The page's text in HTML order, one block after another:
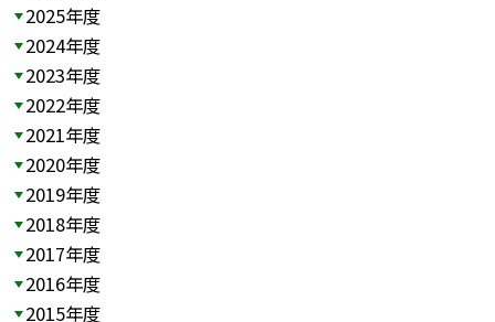
2025年度
2024年度
2023年度
2022年度
2021年度
2020年度
2019年度
2018年度
2017年度
2016年度
2015年度